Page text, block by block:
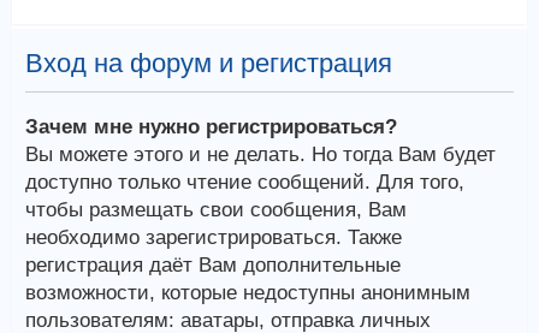
Вход на форум и регистрация
Зачем мне нужно регистрироваться?
Вы можете этого и не делать. Но тогда Вам будет
доступно только чтение сообщений. Для того,
чтобы размещать свои сообщения, Вам
необходимо зарегистрироваться. Также
регистрация даёт Вам дополнительные
возможности, которые недоступны анонимным
пользователям: аватары, отправка личных